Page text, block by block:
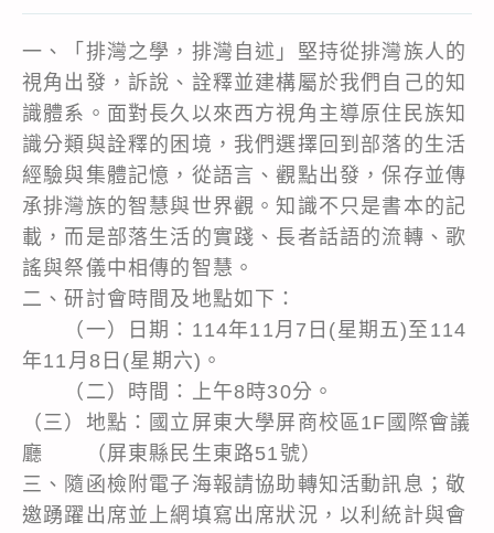
一、「排灣之學，排灣自述」堅持從排灣族人的
視角出發，訴說、詮釋並建構屬於我們自己的知
識體系。面對長久以來西方視角主導原住民族知
識分類與詮釋的困境，我們選擇回到部落的生活
經驗與集體記憶，從語言、觀點出發，保存並傳
承排灣族的智慧與世界觀。知識不只是書本的記
載，而是部落生活的實踐、長者話語的流轉、歌
謠與祭儀中相傳的智慧。
二、研討會時間及地點如下：
（一）日期：114年11月7日(星期五)至114
年11月8日(星期六)。
（二）時間：上午8時30分。
（三）地點：國立屏東大學屏商校區1F國際會議
廳 （屏東縣民生東路51號）
三、隨函檢附電子海報請協助轉知活動訊息；敬
邀踴躍出席並上網填寫出席狀況，以利統計與會